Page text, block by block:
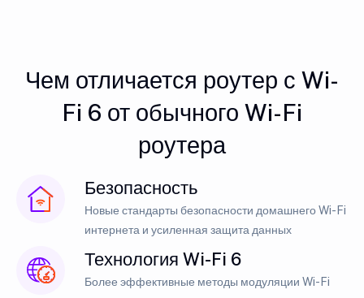
Чем отличается роутер с Wi-
Fi 6 от обычного Wi-Fi
роутера
Безопасность
Новые стандарты безопасности домашнего Wi-Fi
интернета и усиленная защита данных
Технология Wi-Fi 6
Более эффективные методы модуляции Wi-Fi